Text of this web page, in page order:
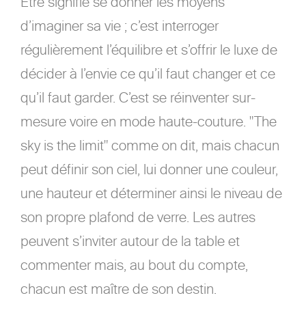
d’imaginer sa vie ; c’est interroger
régulièrement l’équilibre et s’offrir le luxe de
décider à l’envie ce qu’il faut changer et ce
qu’il faut garder. C’est se réinventer sur-
mesure voire en mode haute-couture. "The
sky is the limit" comme on dit, mais chacun
peut définir son ciel, lui donner une couleur,
une hauteur et déterminer ainsi le niveau de
son propre plafond de verre. Les autres
peuvent s’inviter autour de la table et
commenter mais, au bout du compte,
chacun est maître de son destin.